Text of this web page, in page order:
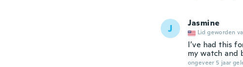
J Jasmine
Lid geworden
I’ve had this
my watch and
ongeveer 5 jaar